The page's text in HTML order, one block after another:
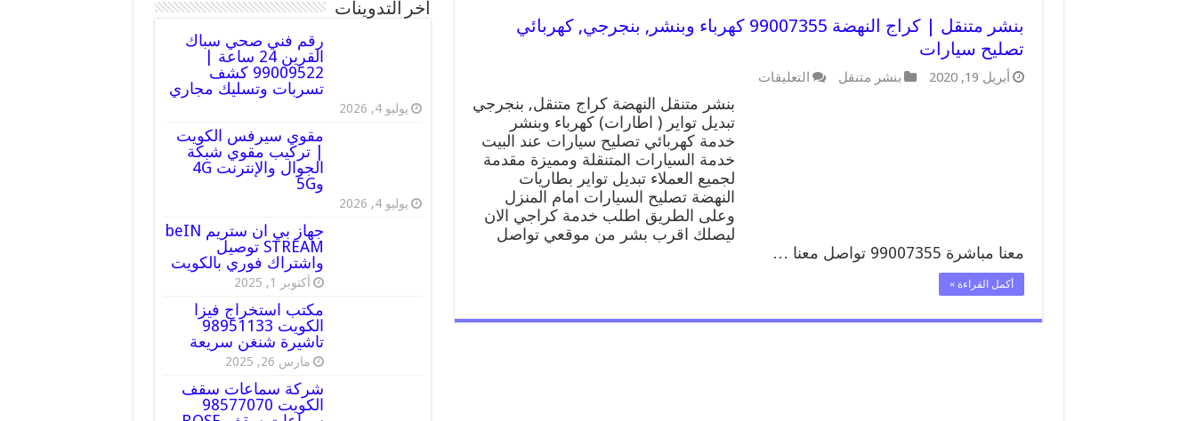
بنشر متنقل | كراج النهضة 99007355 كهرباء وبنشر, بنجرجي, كهربائي
تصليح سيارات
أبريل 19, 2020 بنشر متنقل التعليقات
متنقل
كراج
النهضة
99007355
كهرباء
وبنشر,
بنجرجي,
كهربائي
بنشر متنقل النهضة كراج متنقل, بنجرجي
تبديل تواير ( اطارات) كهرباء وبنشر
خدمة كهربائي تصليح سيارات عند البيت
خدمة السيارات المتنقلة ومميزة مقدمة
لجميع العملاء تبديل تواير بطاريات
النهضة تصليح السيارات امام المنزل
وعلى الطريق اطلب خدمة كراجي الان
ليصلك اقرب بشر من موقعي تواصل
معنا مباشرة 99007355 تواصل معنا …
أكمل القراءة »
أخر التدوينات
رقم فني صحي سباك
القرين 24 ساعة |
99009522 كشف
تسربات وتسليك مجاري
يوليو 4, 2026
مقوي سيرفس الكويت
| تركيب مقوي شبكة
الجوال والإنترنت 4G
و5G
يوليو 4, 2026
جهاز بي ان ستريم beIN
STREAM توصيل
واشتراك فوري بالكويت
أكتوبر 1, 2025
مكتب استخراج فيزا
الكويت 98951133
تاشيرة شنغن سريعة
مارس 26, 2025
شركة سماعات سقف
الكويت 98577070